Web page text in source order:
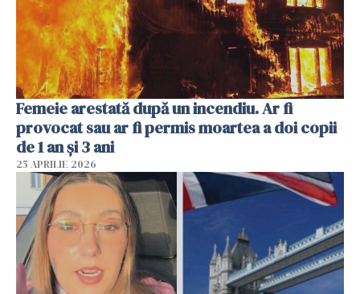
Femeie arestată după un incendiu. Ar fi
provocat sau ar fi permis moartea a doi copii
de 1 an și 3 ani
25 APRILIE 2026